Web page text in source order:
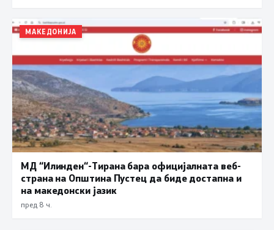
МАКЕДОНИЈА
МД “Илинден“-Тирана бара официјалната веб-
страна на Општина Пустец да биде достапна и
на македонски јазик
пред 8 ч.